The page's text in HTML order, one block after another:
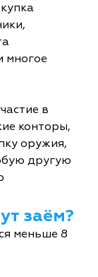
многое
в
конторы,
оружия,
другую
заём?
меньше 8